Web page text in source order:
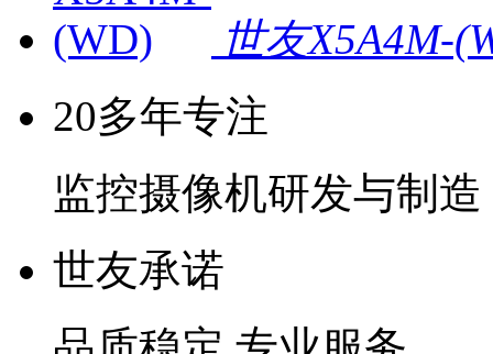
世友X5A4M-
20多年专注
监控摄像机研发与制造
世友承诺